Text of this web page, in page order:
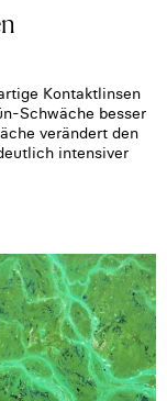
Kontaktlinsen
Schwäche besser
verändert den
intensiver